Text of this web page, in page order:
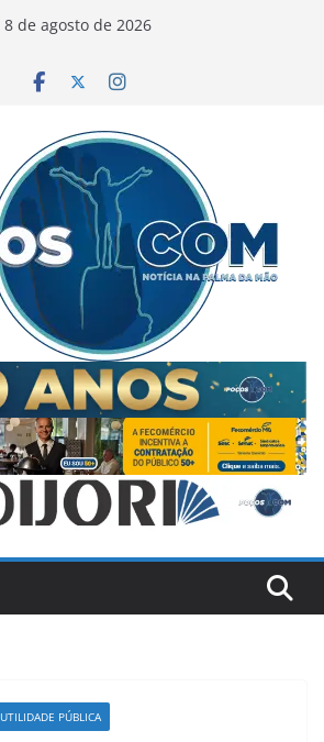
8 de agosto de 2026
UTILIDADE PÚBLICA